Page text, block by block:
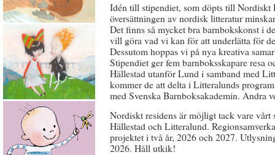
Idén till stipendiet, som döpts till Nordiskt
översättningen av nordisk litteratur
Det finns så mycket bra barnbokskonst i
vill göra vad vi kan för att underlätta för
Dessutom hoppas vi på nya kreativa
Stipendiet ger fem barnboksskapare resa
Hällestad utanför Lund i samband med
kommer de att delta i Litteralunds
med Svenska Barnboksakademin. Andra
Nordiskt residens är möjligt tack vare vårt
Hällestad och Litteralund.
projektet i två år, 2026 och 2027.
2026. Håll utkik!